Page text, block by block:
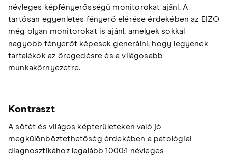
névleges képfényerősségű monitorokat ajánl. A
tartósan egyenletes fényerő elérése érdekében az EIZO
még olyan monitorokat is ajánl, amelyek sokkal
nagyobb fényerőt képesek generálni, hogy legyenek
tartalékok az öregedésre és a világosabb
munkakörnyezetre.
Kontraszt
A sötét és világos képterületeken való jó
megkülönböztethetőség érdekében a patológiai
diagnosztikához legalább 1000:1 névleges